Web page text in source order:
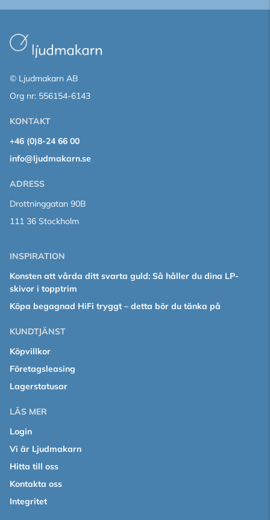
© Ljudmakarn AB
Org nr: 556154-6143
KONTAKT
+46 (0)8-24 66 00
info@ljudmakarn.se
ADRESS
Drottninggatan 90B
111 36 Stockholm
INSPIRATION
Konsten att vårda ditt svarta guld: Så håller du dina LP-
skivor i topptrim
Köpa begagnad HiFi tryggt – detta bör du tänka på
KUNDTJÄNST
Köpvillkor
Företagsleasing
Lagerstatusar
LÄS MER
Login
Vi är Ljudmakarn
Hitta till oss
Kontakta oss
Integritet